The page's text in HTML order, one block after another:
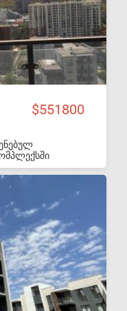
551800
მშენებლობა
ექსპლუატაციაში.
სკვერითა და
ცენტრი
დასუფთავების
ვიდეო
მდებარეობიდან
ხედები
კომპლექსი
ემსახურებ
განათებას,
შენობა
სტანდარტის
S-VIP